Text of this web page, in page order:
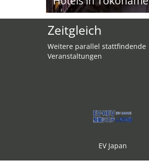
Zeitgleich
Weitere parallel stattfindende
Veranstaltungen
EV Japan